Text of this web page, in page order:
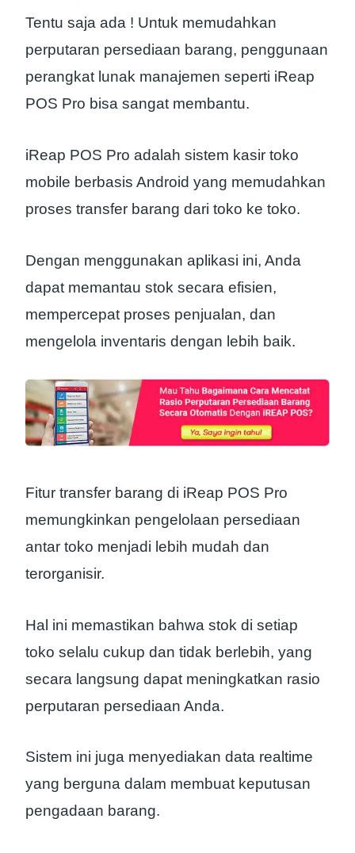
Tentu saja ada ! Untuk memudahkan
perputaran persediaan barang, penggunaan
perangkat lunak manajemen seperti iReap
POS Pro bisa sangat membantu.
iReap POS Pro adalah sistem kasir toko
mobile berbasis Android yang memudahkan
proses transfer barang dari toko ke toko.
Dengan menggunakan aplikasi ini, Anda
dapat memantau stok secara efisien,
mempercepat proses penjualan, dan
mengelola inventaris dengan lebih baik.
Fitur transfer barang di iReap POS Pro
memungkinkan pengelolaan persediaan
antar toko menjadi lebih mudah dan
terorganisir.
Hal ini memastikan bahwa stok di setiap
toko selalu cukup dan tidak berlebih, yang
secara langsung dapat meningkatkan rasio
perputaran persediaan Anda.
Sistem ini juga menyediakan data realtime
yang berguna dalam membuat keputusan
pengadaan barang.